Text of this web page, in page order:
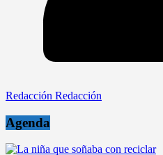
Redacción Redacción
Agenda